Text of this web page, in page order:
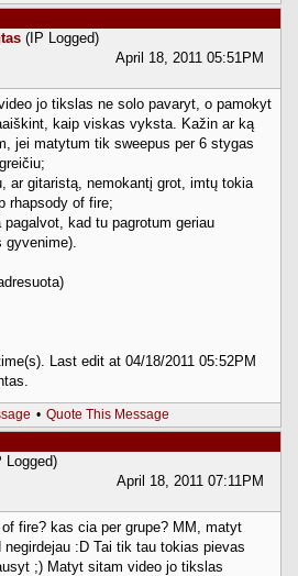
(IP Logged)
April 18, 2011 05:51PM
jo tikslas ne solo pavaryt, o pamokyt
kaip viskas vyksta. Kažin ar ką
jei matytum tik sweepus per 6 stygas
ar gitaristą, nemokantį grot, imtų tokia
rhapsody of fire;
pagalvot, kad tu pagrotum geriau
gyvenime).
Last edit at 04/18/2011 05:52PM
• Quote This Message
Logged)
April 18, 2011 07:11PM
fire? kas cia per grupe? MM, matyt
negirdejau :D Tai tik tau tokias pievas
;) Matyt sitam video jo tikslas